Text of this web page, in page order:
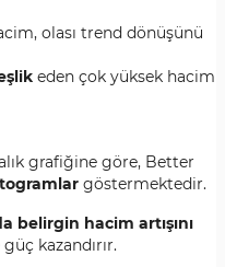
olası trend dönüşünü
eden çok yüksek hacim
grafiğine göre, Better
göstermektedir.
belirgin hacim artışını
kazandırır.